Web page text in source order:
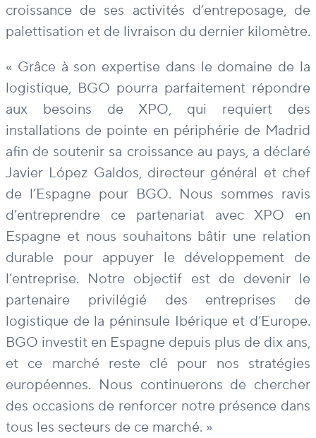
croissance de ses activités d’entreposage, de
palettisation et de livraison du dernier kilomètre.
« Grâce à son expertise dans le domaine de la
logistique, BGO pourra parfaitement répondre
aux besoins de XPO, qui requiert des
installations de pointe en périphérie de Madrid
afin de soutenir sa croissance au pays, a déclaré
Javier López Galdos, directeur général et chef
de l’Espagne pour BGO. Nous sommes ravis
d’entreprendre ce partenariat avec XPO en
Espagne et nous souhaitons bâtir une relation
durable pour appuyer le développement de
l’entreprise. Notre objectif est de devenir le
partenaire privilégié des entreprises de
logistique de la péninsule Ibérique et d’Europe.
BGO investit en Espagne depuis plus de dix ans,
et ce marché reste clé pour nos stratégies
européennes. Nous continuerons de chercher
des occasions de renforcer notre présence dans
tous les secteurs de ce marché. »